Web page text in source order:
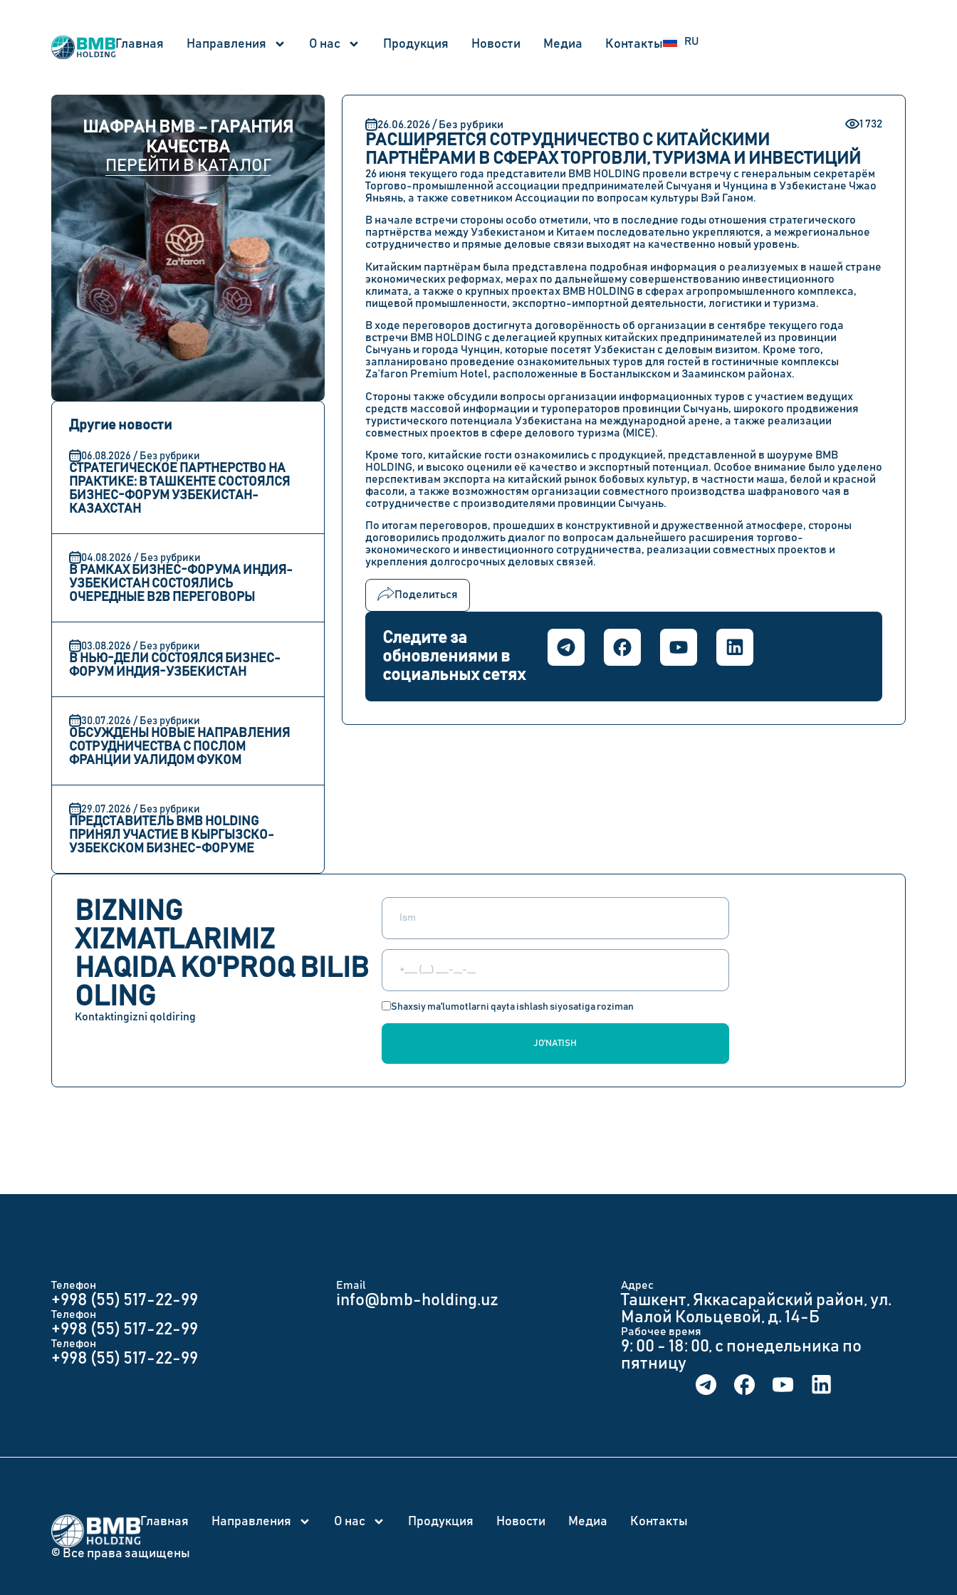
Главная Направления О нас Продукция Новости Медиа Контакты RU
EN
ШАФРАН BMB – ГАРАНТИЯ
КАЧЕСТВА
ПЕРЕЙТИ В КАТАЛОГ
Другие новости
06.08.2026 / Без рубрики
СТРАТЕГИЧЕСКОЕ ПАРТНЕРСТВО НА
ПРАКТИКЕ: В ТАШКЕНТЕ СОСТОЯЛСЯ
БИЗНЕС-ФОРУМ УЗБЕКИСТАН-
КАЗАХСТАН
04.08.2026 / Без рубрики
В РАМКАХ БИЗНЕС-ФОРУМА ИНДИЯ-
УЗБЕКИСТАН СОСТОЯЛИСЬ
ОЧЕРЕДНЫЕ B2B ПЕРЕГОВОРЫ
03.08.2026 / Без рубрики
В НЬЮ-ДЕЛИ СОСТОЯЛСЯ БИЗНЕС-
ФОРУМ ИНДИЯ-УЗБЕКИСТАН
30.07.2026 / Без рубрики
ОБСУЖДЕНЫ НОВЫЕ НАПРАВЛЕНИЯ
СОТРУДНИЧЕСТВА С ПОСЛОМ
ФРАНЦИИ УАЛИДОМ ФУКОМ
29.07.2026 / Без рубрики
ПРЕДСТАВИТЕЛЬ BMB HOLDING
ПРИНЯЛ УЧАСТИЕ В КЫРГЫЗСКО-
УЗБЕКСКОМ БИЗНЕС-ФОРУМЕ
26.06.2026 / Без рубрики 1 732
РАСШИРЯЕТСЯ СОТРУДНИЧЕСТВО С КИТАЙСКИМИ
ПАРТНЁРАМИ В СФЕРАХ ТОРГОВЛИ, ТУРИЗМА И ИНВЕСТИЦИЙ
26 июня текущего года представители BMB HOLDING провели встречу с генеральным секретарём
Торгово-промышленной ассоциации предпринимателей Сычуаня и Чунцина в Узбекистане Чжао
Яньянь, а также советником Ассоциации по вопросам культуры Вэй Ганом.
В начале встречи стороны особо отметили, что в последние годы отношения стратегического
партнёрства между Узбекистаном и Китаем последовательно укрепляются, а межрегиональное
сотрудничество и прямые деловые связи выходят на качественно новый уровень.
Китайским партнёрам была представлена подробная информация о реализуемых в нашей стране
экономических реформах, мерах по дальнейшему совершенствованию инвестиционного
климата, а также о крупных проектах BMB HOLDING в сферах агропромышленного комплекса,
пищевой промышленности, экспортно-импортной деятельности, логистики и туризма.
В ходе переговоров достигнута договорённость об организации в сентябре текущего года
встречи BMB HOLDING с делегацией крупных китайских предпринимателей из провинции
Сычуань и города Чунцин, которые посетят Узбекистан с деловым визитом. Кроме того,
запланировано проведение ознакомительных туров для гостей в гостиничные комплексы
Za’faron Premium Hotel, расположенные в Бостанлыкском и Зааминском районах.
Стороны также обсудили вопросы организации информационных туров с участием ведущих
средств массовой информации и туроператоров провинции Сычуань, широкого продвижения
туристического потенциала Узбекистана на международной арене, а также реализации
совместных проектов в сфере делового туризма (MICE).
Кроме того, китайские гости ознакомились с продукцией, представленной в шоуруме BMB
HOLDING, и высоко оценили её качество и экспортный потенциал. Особое внимание было уделено
перспективам экспорта на китайский рынок бобовых культур, в частности маша, белой и красной
фасоли, а также возможностям организации совместного производства шафранового чая в
сотрудничестве с производителями провинции Сычуань.
По итогам переговоров, прошедших в конструктивной и дружественной атмосфере, стороны
договорились продолжить диалог по вопросам дальнейшего расширения торгово-
экономического и инвестиционного сотрудничества, реализации совместных проектов и
укрепления долгосрочных деловых связей.
Поделиться
Следите за
обновлениями в
социальных сетях
BIZNING
XIZMATLARIMIZ
HAQIDA KO'PROQ BILIB
OLING
Kontaktingizni qoldiring
Shaxsiy ma'lumotlarni qayta ishlash siyosatiga roziman
JO'NATISH
Телефон
+998 (55) 517-22-99
Телефон
+998 (55) 517-22-99
Телефон
+998 (55) 517-22-99
Email
info@bmb-holding.uz​
Адрес
Ташкент, Яккасарайский район, ул.
Малой Кольцевой, д. 14-Б
Рабочее время
9: 00 - 18: 00, с понедельника по
пятницу
Главная Направления О нас Продукция Новости Медиа Контакты
© Все права защищены